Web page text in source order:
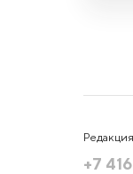
Редакция
+7